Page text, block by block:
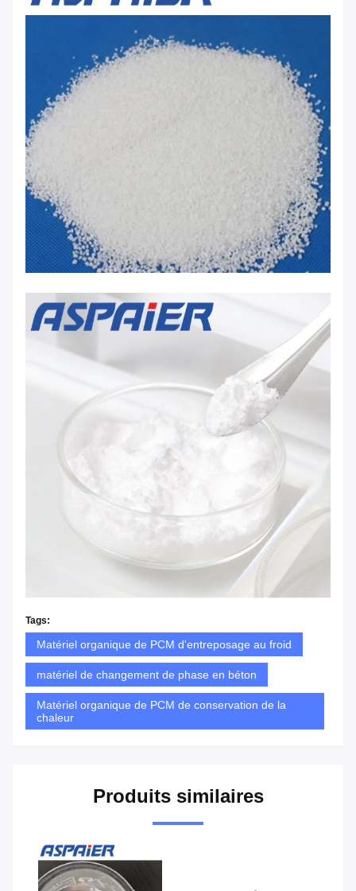
Tags:
Matériel organique de PCM d'entreposage au froid
matériel de changement de phase en béton
Matériel organique de PCM de conservation de la
chaleur
Produits similaires